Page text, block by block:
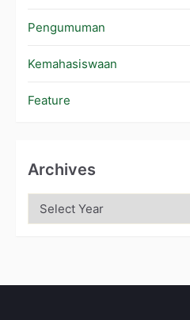
Pengumuman
Kemahasiswaan
Feature
Archives